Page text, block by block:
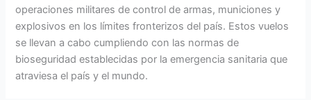
operaciones militares de control de armas, municiones y
explosivos en los límites fronterizos del país. Estos vuelos
se llevan a cabo cumpliendo con las normas de
bioseguridad establecidas por la emergencia sanitaria que
atraviesa el país y el mundo.